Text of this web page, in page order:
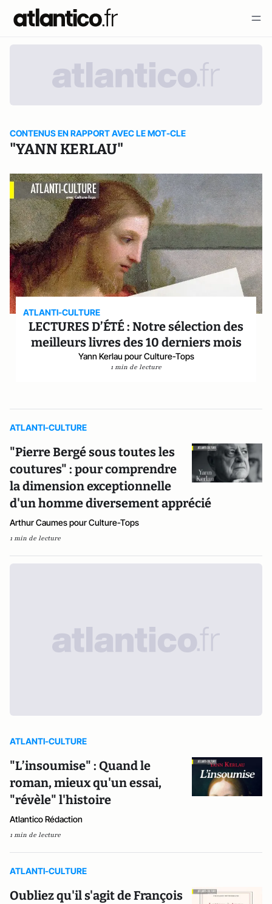
CONTENUS EN RAPPORT AVEC LE MOT-CLE
"YANN KERLAU"
ATLANTI-CULTURE
LECTURES D’ÉTÉ : Notre sélection des
meilleurs livres des 10 derniers mois
Yann Kerlau pour Culture-Tops
1 min de lecture
ATLANTI-CULTURE
"Pierre Bergé sous toutes les
coutures" : pour comprendre
la dimension exceptionnelle
d'un homme diversement apprécié
Arthur Caumes pour Culture-Tops
1 min de lecture
ATLANTI-CULTURE
"L’insoumise" : Quand le
roman, mieux qu'un essai,
"révèle" l'histoire
Atlantico Rédaction
1 min de lecture
ATLANTI-CULTURE
Oubliez qu'il s'agit de François